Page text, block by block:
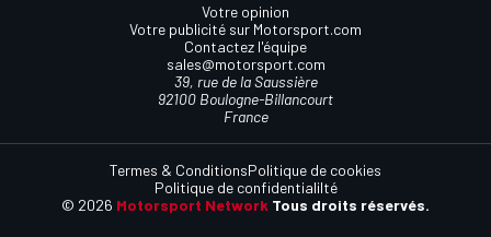
Votre opinion
Votre publicité sur Motorsport.com
Contactez l'équipe
sales@motorsport.com
39, rue de la Saussière
92100 Boulogne-Billancourt
France
© 2026 Motorsport Network Tous droits réservés.
Termes & ConditionsPolitique de cookies
Politique de confidentialilté